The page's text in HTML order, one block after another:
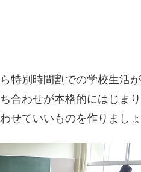
特別時間割での学校生活
合わせが本格的にはじま
せていいものを作りましょ